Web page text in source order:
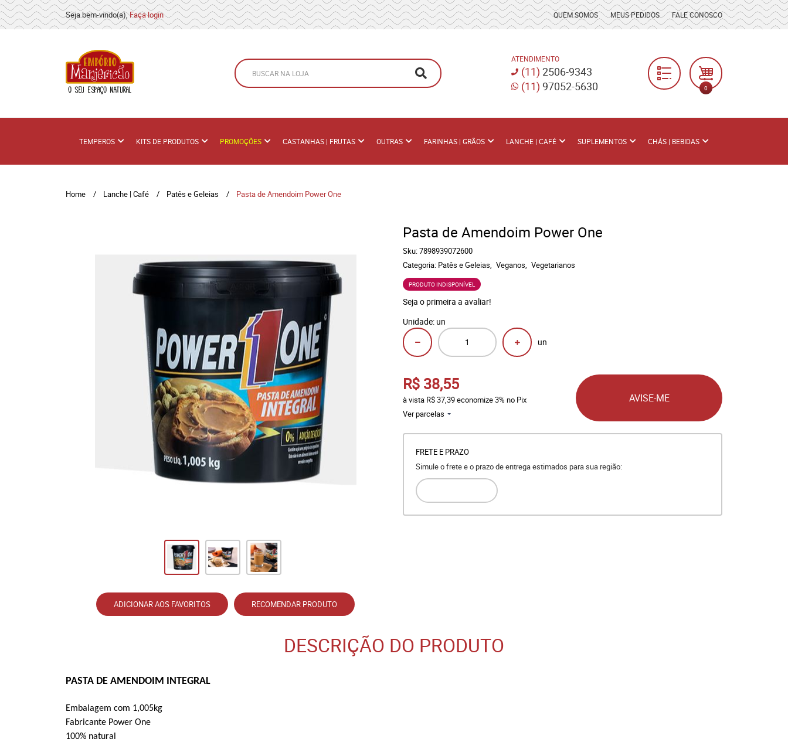
Seja bem-vindo(a),Faça login QUEM SOMOS MEUS PEDIDOS FALE CONOSCO
ATENDIMENTO
(11) 2506-9343
(11) 97052-5630 0
TEMPEROS KITS DE PRODUTOS PROMOÇÕES CASTANHAS | FRUTAS OUTRAS FARINHAS | GRÃOS LANCHE | CAFÉ SUPLEMENTOS CHÁS | BEBIDAS
Home Lanche | Café Patês e Geleias Pasta de Amendoim Power One
ADICIONAR AOS FAVORITOS RECOMENDAR PRODUTO
Pasta de Amendoim Power One
Sku:7898939072600
Categoria: Patês e Geleias Veganos Vegetarianos
PRODUTO INDISPONÍVEL
Seja o primeira a avaliar!
Unidade: un
un
R$ 38,55
à vista R$ 37,39economize3% no Pix
Ver parcelas
AVISE-ME
FRETE E PRAZO
Simule o frete e o prazo de entrega estimados para sua região:
DESCRIÇÃO DO PRODUTO
PASTA DE AMENDOIM INTEGRAL
Embalagem com 1,005kg
Fabricante Power One
100% natural